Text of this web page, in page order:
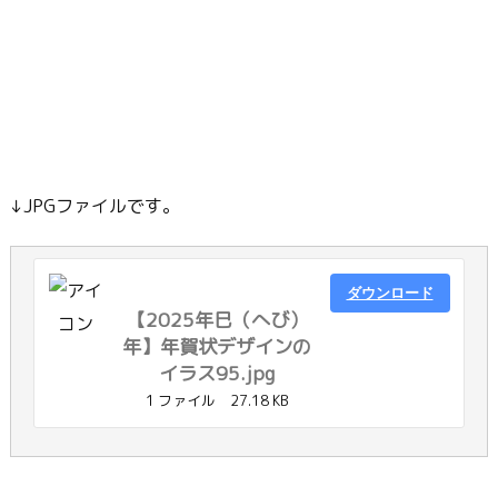
↓JPGファイルです。
【2025年巳（へび）
年】年賀状デザインの
イラス95.jpg
1 ファイル 27.18 KB
ダウンロード